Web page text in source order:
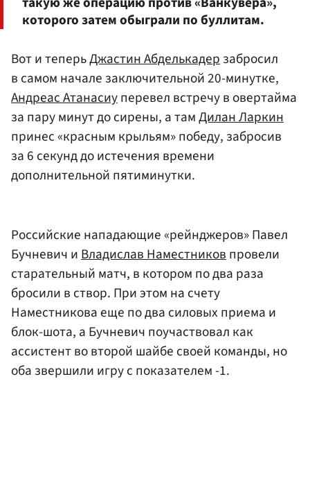
которого затем обыграли по буллитам.
Вот и теперьДжастин Абделькадерзабросил
в самом начале заключительной 20-минутке,
Андреас Атанасиуперевел встречу в овертайма
за пару минут до сирены, а тамДилан Ларкин
принес «красным крыльям» победу, забросив
за 6 секунд до истечения времени
дополнительной пятиминутки.
Российские нападающие «рейнджеров» Павел
Бучневич иВладислав Наместниковпровели
старательный матч, в котором по два раза
бросили в створ. При этом на счету
Наместникова еще по два силовых приема и
блок-шота, а Бучневич поучаствовал как
ассистент во второй шайбе своей команды, но
оба звершили игру с показателем -1.